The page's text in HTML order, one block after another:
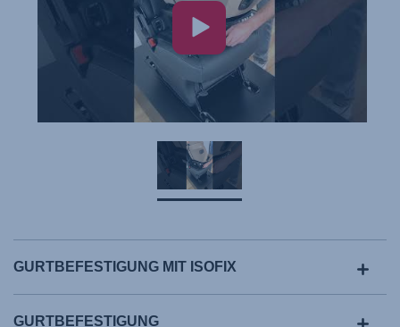
GURTBEFESTIGUNG MIT ISOFIX
GURTBEFESTIGUNG